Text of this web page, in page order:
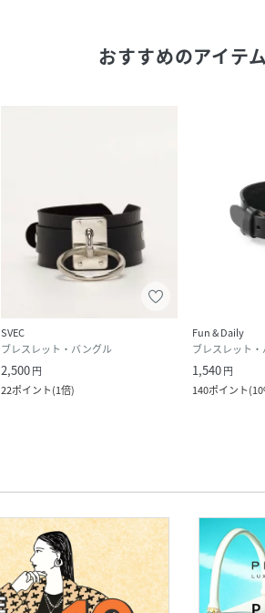
おすすめのアイテム
SVEC
ブレスレット・バングル
2,500円
22ポイント(1倍)
Fun & Daily
ブレスレット
1,540円
140ポイント(